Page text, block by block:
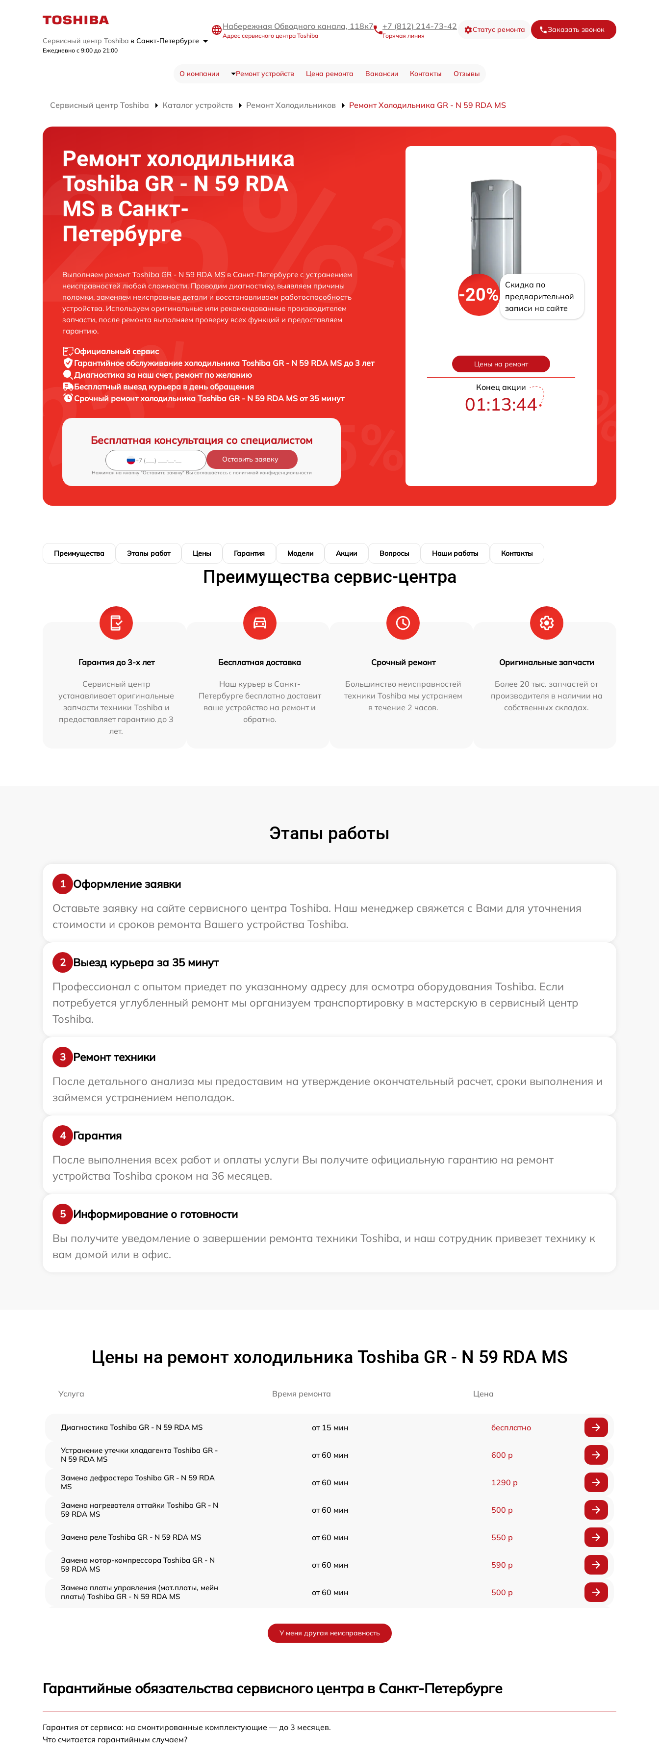
Сервисный центр Toshiba в Санкт-Петербурге
Ежедневно с 9:00 до 21:00
Набережная Обводного канала, 118к7
Адрес сервисного центра Toshiba
+7 (812) 214-73-42
Горячая линия
Статус ремонта Заказать звонок
О компании Ремонт устройств Цена ремонта Вакансии Контакты Отзывы
Сервисный центр Toshiba Каталог устройств Ремонт Холодильников Ремонт Холодильника GR - N 59 RDA MS
Ремонт холодильника
Toshiba GR - N 59 RDA
MS в Санкт-
Петербурге
Выполняем ремонт Toshiba GR - N 59 RDA MS в Санкт-Петербурге с устранением
неисправностей любой сложности. Проводим диагностику, выявляем причины
поломки, заменяем неисправные детали и восстанавливаем работоспособность
устройства. Используем оригинальные или рекомендованные производителем
запчасти, после ремонта выполняем проверку всех функций и предоставляем
гарантию.
Официальный сервис
Гарантийное обслуживание холодильника Toshiba GR - N 59 RDA MS до 3 лет
Диагностика за наш счет, ремонт по желанию
Бесплатный выезд курьера в день обращения
Срочный ремонтхолодильника Toshiba GR - N 59 RDA MS от 35 минут
Бесплатная консультация со специалистом
Оставить заявку
Нажимая на кнопку "Оставить заявку" Вы соглашаетесь c политикой конфиденциальности
-20%
Скидка по
предварительной
записи на сайте
Цены на ремонт
Конец акции
01:13:43
Преимущества Этапы работ Цены Гарантия Модели Акции Вопросы Наши работы Контакты
Преимущества сервис-центра
Гарантия до 3-х лет
Сервисный центр
устанавливает оригинальные
запчасти техники Toshiba и
предоставляет гарантию до 3
лет.
Бесплатная доставка
Наш курьер в Санкт-
Петербурге бесплатно доставит
ваше устройство на ремонт и
обратно.
Срочный ремонт
Большинство неисправностей
техники Toshiba мы устраняем
в течение 2 часов.
Оригинальные запчасти
Более 20 тыс. запчастей от
производителя в наличии на
собственных складах.
Этапы работы
1
Оформление заявки
Оставьте заявку на сайте сервисного центра Toshiba. Наш менеджер свяжется с Вами для уточнения
стоимости и сроков ремонта Вашего устройства Toshiba.
2
Выезд курьера за 35 минут
Профессионал с опытом приедет по указанному адресу для осмотра оборудования Toshiba. Если
потребуется углубленный ремонт мы организуем транспортировку в мастерскую в сервисный центр
Toshiba.
3
Ремонт техники
После детального анализа мы предоставим на утверждение окончательный расчет, сроки выполнения и
займемся устранением неполадок.
4
Гарантия
После выполнения всех работ и оплаты услуги Вы получите официальную гарантию на ремонт
устройства Toshiba сроком на 36 месяцев.
5
Информирование о готовности
Вы получите уведомление о завершении ремонта техники Toshiba, и наш сотрудник привезет технику к
вам домой или в офис.
Цены на ремонт холодильника Toshiba GR - N 59 RDA MS
Услуга Время ремонта Цена
Диагностика Toshiba GR - N 59 RDA MS от 15 мин бесплатно
Устранение утечки хладагента Toshiba GR -
N 59 RDA MS
от 60 мин 600 р
Замена дефростера Toshiba GR - N 59 RDA
MS
от 60 мин 1290 р
Замена нагревателя оттайки Toshiba GR - N
59 RDA MS
от 60 мин 500 р
Замена реле Toshiba GR - N 59 RDA MS от 60 мин 550 р
Замена мотор-компрессора Toshiba GR - N
59 RDA MS
от 60 мин 590 р
Замена платы управления (мат.платы, мейн
платы) Toshiba GR - N 59 RDA MS
от 60 мин 500 р
Замена электросхемы Toshiba GR - N 59 RDA
от 60 мин
У меня другая неисправность
Гарантийные обязательства сервисного центра в Санкт-Петербурге
Гарантия от сервиса: на смонтированные комплектующие — до 3 месяцев.
Что считается гарантийным случаем?